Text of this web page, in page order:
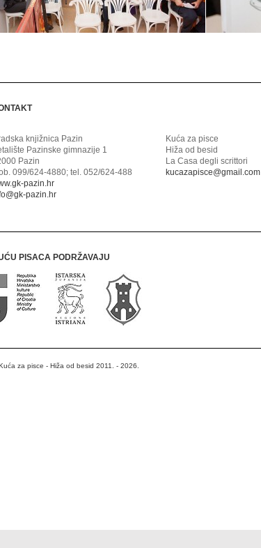
knjižnica Pazin
Pazinske gimnazije 1
Pazin
099/624-4880; tel. 052/624-488
pazin.hr
pazin.hr
Kuća za pisce
Hiža od besid
La Casa degli scrittori
kucazapisce@gmail.com
PISACA PODRŽAVAJU
za pisce - Hiža od besid 2011. - 2026.